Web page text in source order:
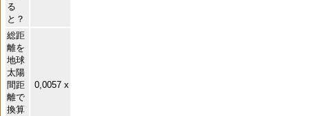
る
と？
総距
離を
地球
太陽
間距
離で
換算
0,0057 x